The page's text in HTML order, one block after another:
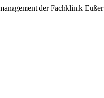
der Fachklinik